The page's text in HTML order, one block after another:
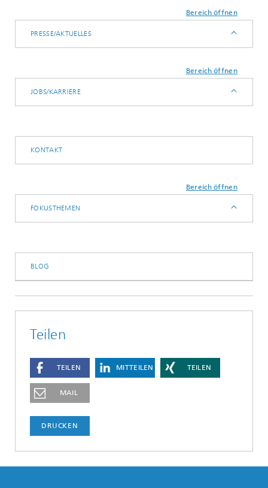
Bereich öffnen
PRESSE/AKTUELLES
Bereich öffnen
JOBS/KARRIERE
KONTAKT
Bereich öffnen
FOKUSTHEMEN
BLOG
Teilen
TEILEN MITTEILEN TEILEN
MAIL
DRUCKEN